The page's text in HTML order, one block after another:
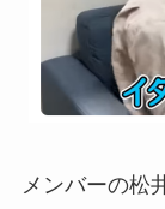
メンバーの松